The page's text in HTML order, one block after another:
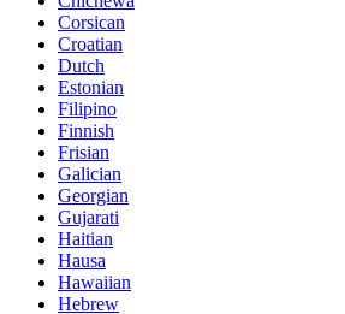
Corsican
Croatian
Dutch
Estonian
Filipino
Finnish
Frisian
Galician
Georgian
Gujarati
Haitian
Hausa
Hawaiian
Hebrew